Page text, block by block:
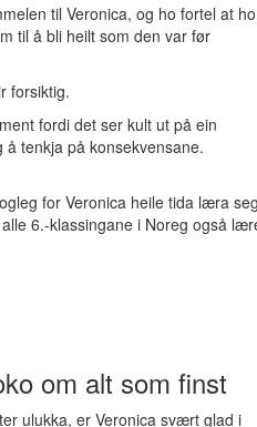
til Veronica, og ho fortel at ho
til å bli heilt som den var før
forsiktig.
fordi det ser kult ut på ein
å tenkja på konsekvensane.
for Veronica heile tida læra
6.-klassingane i Noreg også
om alt som finst
ulukka, er Veronica svært glad i